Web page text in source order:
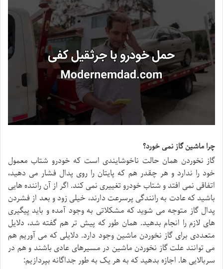
چرا ماشین گاز نمی خورد؟
گاز نخوردن همان حالت ناخوشایندی است که خودرو شتاب معمول
خود را ندارد و هر چقدر هم که پایتان را روی پدال فشار می دهید،
اتفاقی نمی افتد و شتاب خودرو تغییری نمی کند. اگر از آن راننده هایی
باشید که عادت به رانندگی پرسرعت دارند، خیلی زود و بعد از فشردن
پدال گاز متوجه می شوید که مشکلاتی به وجود آمده و باید پیگیری
های لازم را انجام بدهید. همان طور که پیش تر هم گفته شد، دلایل
متعددی برای گاز نخوردن ماشین وجود دارد. دلایلی که می آوریم هم
می توانند علت گاز نخوردن ماشین در مسیرهای عادی باشند و هم در
سربالایی ها. اجازه بدهید که به هر یک به طور جداگانه بپردازیم: